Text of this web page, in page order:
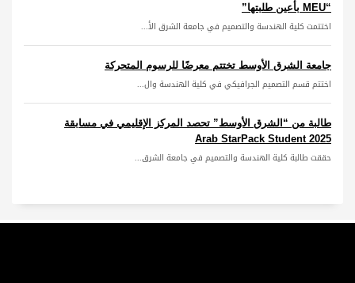
“MEU بأعين طلبتها”
اختتمت كلية الهندسة والتصميم في جامعة الشرق الأ...
جامعة الشرق الأوسط تختتم معرضًا للرسوم المتحركة
اختتم قسم التصميم الجرافيكي في كلية الهندسة وال...
طالبة من “الشرق الأوسط” تحصد المركز الإقليمي في مسابقة
Arab StarPack Student 2025
حققت طالبة كلية الهندسة والتصميم في جامعة الشرق...